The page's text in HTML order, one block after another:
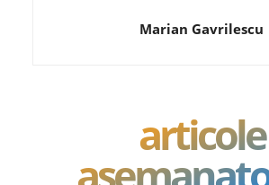
Marian Gavrilescu
articole